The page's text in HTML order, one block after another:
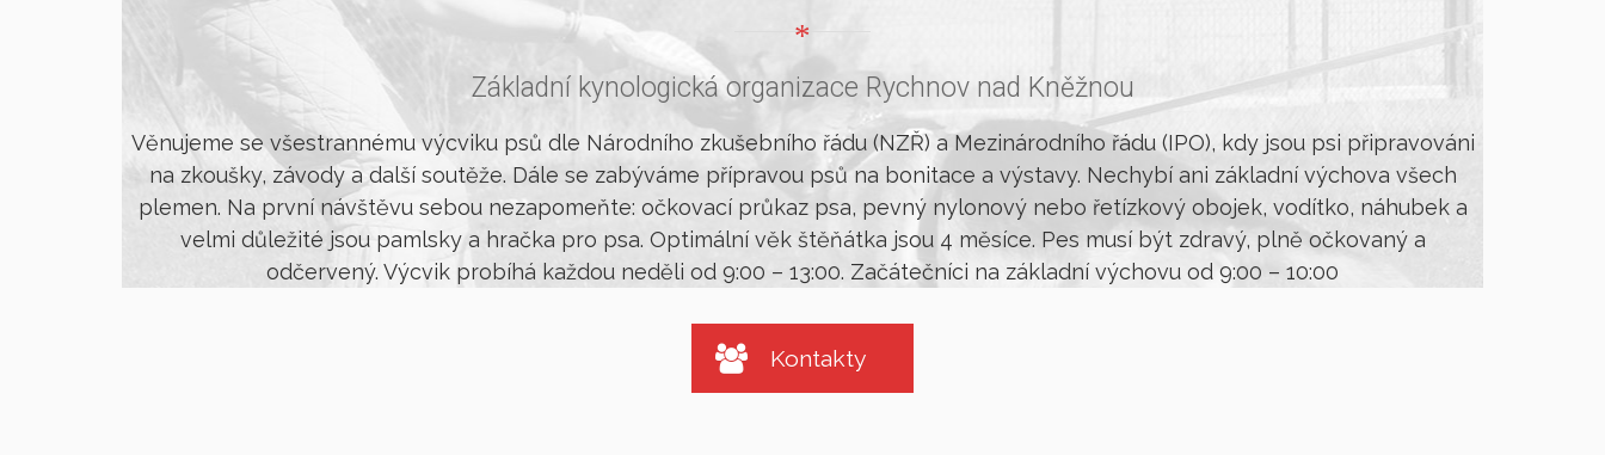
Základní kynologická organizace Rychnov nad Kněžnou
Věnujeme se všestrannému výcviku psů dle Národního zkušebního řádu (NZŘ) a Mezinárodního řádu (IPO), kdy jsou psi připravováni
na zkoušky, závody a další soutěže. Dále se zabýváme přípravou psů na bonitace a výstavy. Nechybí ani základní výchova všech
plemen. Na první návštěvu sebou nezapomeňte: očkovací průkaz psa, pevný nylonový nebo řetízkový obojek, vodítko, náhubek a
velmi důležité jsou pamlsky a hračka pro psa. Optimální věk štěňátka jsou 4 měsíce. Pes musí být zdravý, plně očkovaný a
odčervený. Výcvik probíhá každou neděli od 9:00 – 13:00. Začátečníci na základní výchovu od 9:00 – 10:00
Kontakty